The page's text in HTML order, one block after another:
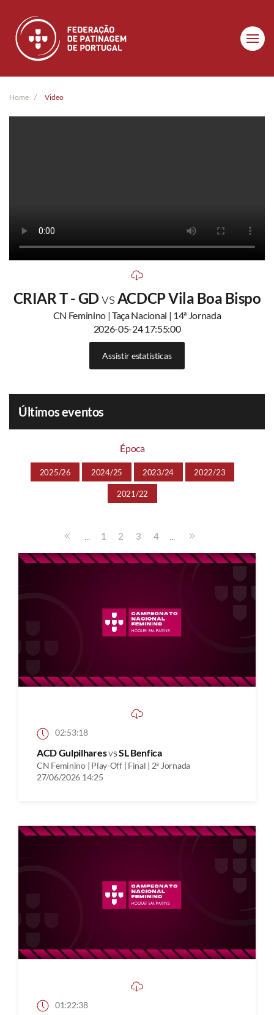
Skip to main content
Home Video
CRIAR T - GDvsACDCP Vila Boa Bispo
CN Feminino | Taça Nacional | 14ª Jornada
2026-05-24 17:55:00
Assistir estatísticas
Últimos eventos
Época
2025/26 2024/25 2023/24 2022/23
2021/22
... 1 2 3 4 ...
02:53:18
ACD GulpilharesvsSL Benfica
CN Feminino | Play-Off | Final | 2ª Jornada
27/06/2026 14:25
01:22:38